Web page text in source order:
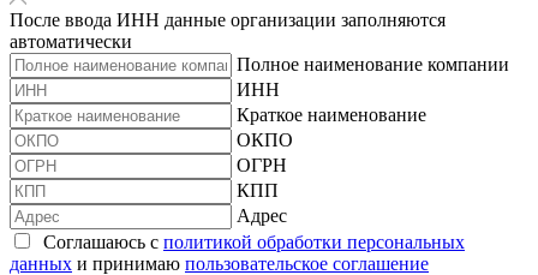
После ввода ИНН данные организации заполняются
автоматически
Полное наименование компании
ИНН
Краткое наименование
ОКПО
ОГРН
КПП
Адрес
Соглашаюсь с политикой обработки персональных
данных и принимаю пользовательское соглашение